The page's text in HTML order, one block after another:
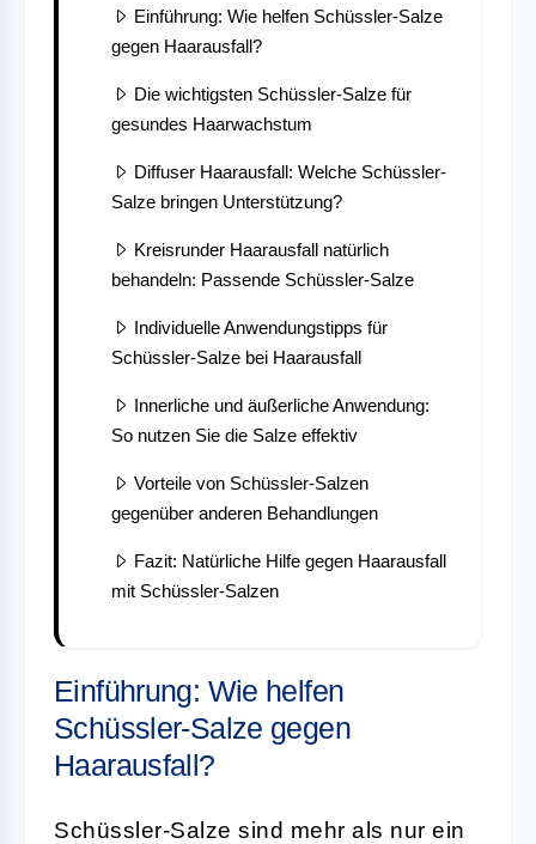
Einführung: Wie helfen Schüssler-Salze
gegen Haarausfall?
Die wichtigsten Schüssler-Salze für
gesundes Haarwachstum
Diffuser Haarausfall: Welche Schüssler-
Salze bringen Unterstützung?
Kreisrunder Haarausfall natürlich
behandeln: Passende Schüssler-Salze
Individuelle Anwendungstipps für
Schüssler-Salze bei Haarausfall
Innerliche und äußerliche Anwendung:
So nutzen Sie die Salze effektiv
Vorteile von Schüssler-Salzen
gegenüber anderen Behandlungen
Fazit: Natürliche Hilfe gegen Haarausfall
mit Schüssler-Salzen
Einführung: Wie helfen
Schüssler-Salze gegen
Haarausfall?
Schüssler-Salze sind mehr als nur ein